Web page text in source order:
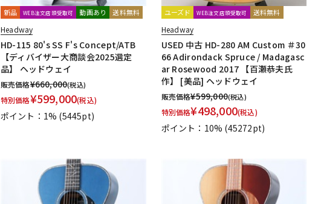
新品 WEB注文店頭受取可 動画あり 送料無料
Headway
HD-115 80's SS F's Concept/ATB
【ディバイザー大商談会2025選定
品】 ヘッドウェイ
販売価格¥660,000(税込)
特別価格¥599,000(税込)
ポイント：1% (5445pt)
ユーズド WEB注文店頭受取可 送料無料
Headway
USED 中古 HD-280 AM Custom ＃30
66 Adirondack Spruce / Madagasc
ar Rosewood 2017 【百瀬恭夫氏
作】 [美品] ヘッドウェイ
販売価格¥599,000(税込)
特別価格¥498,000(税込)
ポイント：10% (45272pt)